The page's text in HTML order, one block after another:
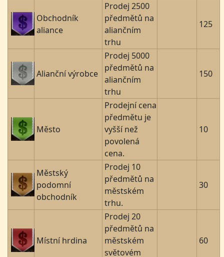
Obchodník
aliance
Prodej 2500
předmětů na
aliančním
trhu
125
Alianční výrobce
Prodej 5000
předmětů na
aliančním
trhu
150
Město
Prodejní cena
předmětu je
vyšší než
povolená
cena.
10
Městský
podomní
obchodník
Prodej 10
předmětů na
městském
trhu.
30
Místní hrdina
Prodej 20
předmětů na
městském
světovém
60